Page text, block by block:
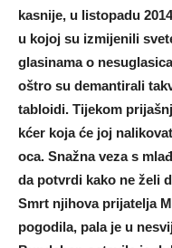
kasnije, u listopadu
u kojoj su izmijenili
glasinama o
oštro su demantirali
tabloidi. Tijekom
kćer koja će joj
oca. Snažna veza s
da potvrdi kako ne želi
Smrt njihova prijatelja
pogodila, pala je u